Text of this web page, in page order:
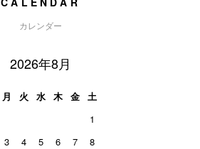
カレンダー
2026年8月
月 火 水 木 金
土
1
3 4 5 6 7
8